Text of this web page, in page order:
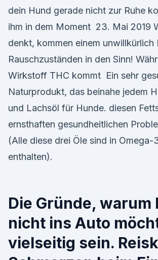
dein Hund gerade nicht zur Ruhe
ihm in dem Moment 23. Mai 2019
denkt, kommen einem unwillkürlich
Rauschzuständen in den Sinn!
Wirkstoff THC kommt Ein sehr
Naturprodukt, das beinahe jedem
und Lachsöl für Hunde. diesen
ernsthaften gesundheitlichen
(Alle diese drei Öle sind in Omega-
enthalten).
Die Gründe, warum
nicht ins Auto
vielseitig sein.